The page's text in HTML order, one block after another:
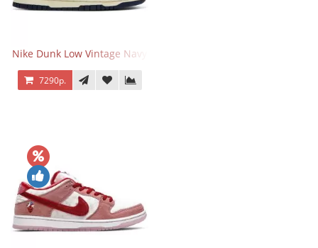
Nike Dunk Low Vintage Navy
7290р.